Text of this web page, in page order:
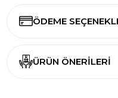
Deniz ve Termal
ÖDEME
ÜRÜN ÖNERILERI